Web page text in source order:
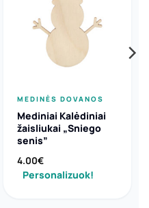
MEDINĖS DOVANOS
Mediniai Kalėdiniai
žaisliukai „Sniego
senis”
4.00€
Personalizuok!